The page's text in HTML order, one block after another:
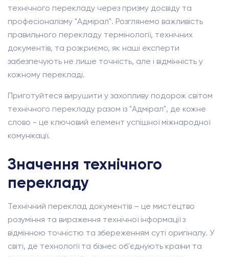
технічного перекладу через призму досвіду та
професіоналізму "Адмірал". Розглянемо важливість
правильного перекладу термінології, технічних
документів, та розкриємо, як наші експерти
забезпечують не лише точність, але і відмінність у
кожному перекладі.
Приготуйтеся вирушити у захопливу подорож світом
технічного перекладу разом із "Адмірал", де кожне
слово - це ключовий елемент успішної міжнародної
комунікації.
Значення технічного
перекладу
Технічний переклад документів – це мистецтво
розуміння та вираження технічної інформації з
відмінною точністю та збереженням суті оригіналу. У
світі, де технології та бізнес об'єднують країни та